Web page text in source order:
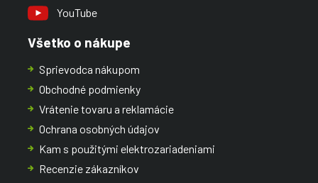
YouTube
Všetko o nákupe
Sprievodca nákupom
Obchodné podmienky
Vrátenie tovaru a reklamácie
Ochrana osobných údajov
Kam s použitými elektrozariadeniami
Recenzie zákazníkov